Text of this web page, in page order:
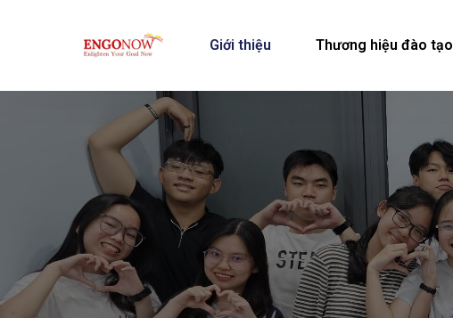
Giới thiệu Thương hiệu đào tạo